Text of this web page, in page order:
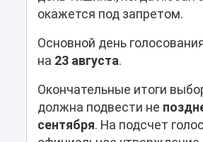
окажется под запретом.
Основной день
на 23 августа.
Окончательные итоги
должна подвести не
сентября. На подсчет